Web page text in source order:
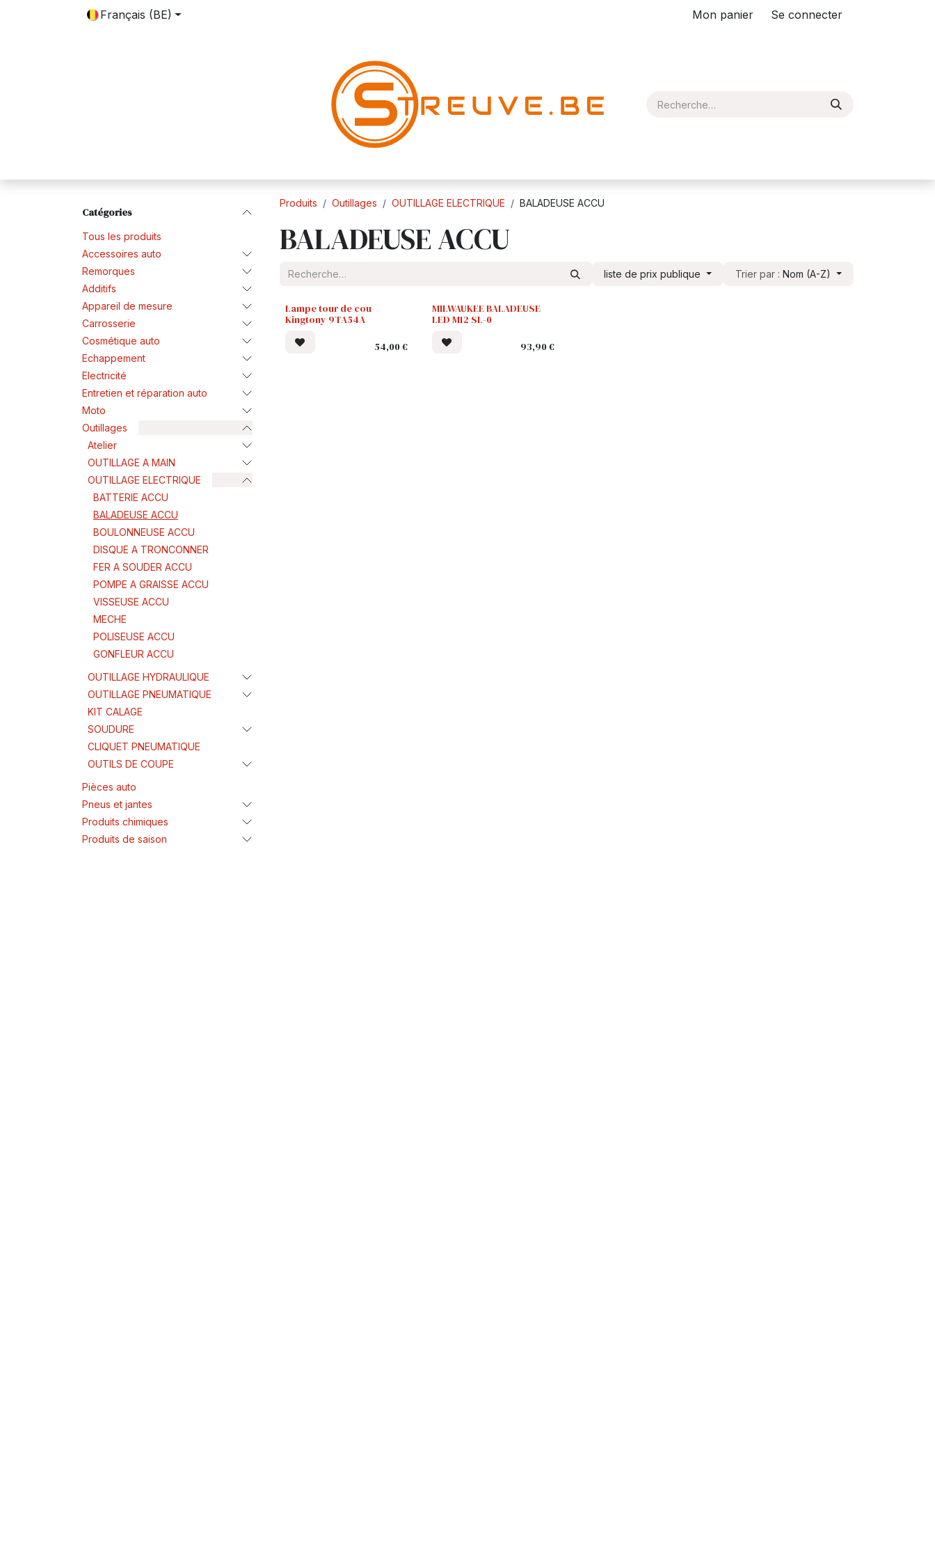
Français (BE) Mon panier Se connecter
Catégories
Tous les produits
Accessoires auto
Remorques
Additifs
Appareil de mesure
Carrosserie
Cosmétique auto
Echappement
Electricité
Entretien et réparation auto
Moto
Outillages
Atelier
OUTILLAGE A MAIN
OUTILLAGE ELECTRIQUE
BATTERIE ACCU
BALADEUSE ACCU
BOULONNEUSE ACCU
DISQUE A TRONCONNER
FER A SOUDER ACCU
POMPE A GRAISSE ACCU
VISSEUSE ACCU
MECHE
POLISEUSE ACCU
GONFLEUR ACCU
OUTILLAGE HYDRAULIQUE
OUTILLAGE PNEUMATIQUE
KIT CALAGE
SOUDURE
CLIQUET PNEUMATIQUE
OUTILS DE COUPE
Pièces auto
Pneus et jantes
Produits chimiques
Produits de saison
Produits Outillages OUTILLAGE ELECTRIQUE BALADEUSE ACCU
BALADEUSE ACCU
liste de prix publique Trier par : Nom (A-Z)
Lampe tour de cou
Kingtony 9TA54A
54,00€
MILWAUKEE BALADEUSE
LED M12 SL-0
93,90€